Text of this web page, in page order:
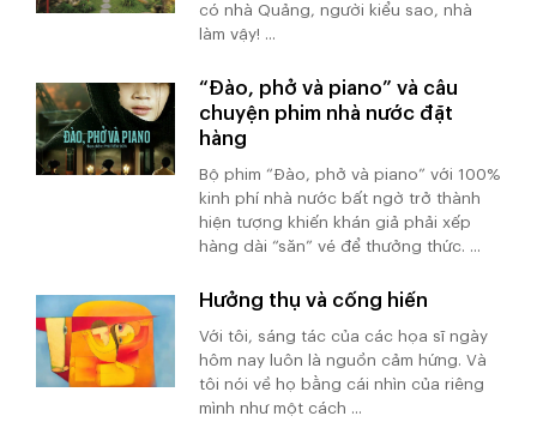
có nhà Quảng, người kiểu sao, nhà
làm vậy! ...
“Đào, phở và piano” và câu
chuyện phim nhà nước đặt
hàng
Bộ phim “Đào, phở và piano” với 100%
kinh phí nhà nước bất ngờ trở thành
hiện tượng khiến khán giả phải xếp
hàng dài “săn” vé để thưởng thức. ...
Hưởng thụ và cống hiến
Với tôi, sáng tác của các họa sĩ ngày
hôm nay luôn là nguồn cảm hứng. Và
tôi nói về họ bằng cái nhìn của riêng
mình như một cách ...